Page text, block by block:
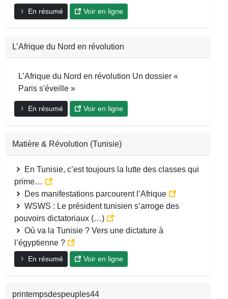
En résumé Voir en ligne
L’Afrique du Nord en révolution
L’Afrique du Nord en révolution Un dossier «
Paris s'éveille »
En résumé Voir en ligne
Matière & Révolution (Tunisie)
En Tunisie, c’est toujours la lutte des classes qui
prime…
Des manifestations parcourent l’Afrique
WSWS : Le président tunisien s’arroge des
pouvoirs dictatoriaux (…)
Où va la Tunisie ? Vers une dictature à
l’égyptienne ?
En résumé Voir en ligne
printempsdespeuples44